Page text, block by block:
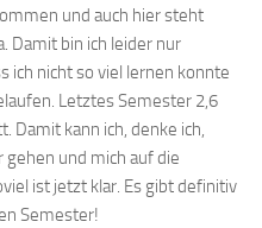
und auch hier steht
Damit bin ich leider nur
ich nicht so viel lernen konnte
Letztes Semester 2,6
Damit kann ich, denke ich,
und mich auf die
ist jetzt klar. Es gibt definitiv
Semester!